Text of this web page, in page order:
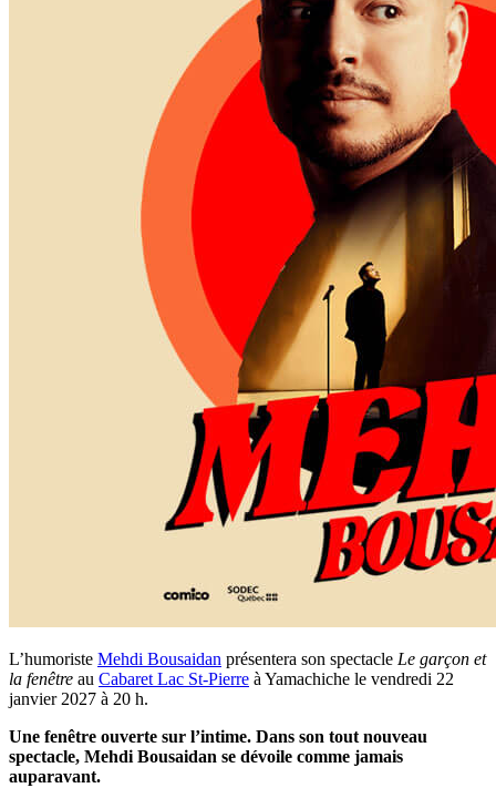
L’humoriste Mehdi Bousaidan présentera son spectacle Le garçon et
la fenêtre au Cabaret Lac St-Pierre à Yamachiche le vendredi 22
janvier 2027 à 20 h.
Une fenêtre ouverte sur l’intime. Dans son tout nouveau
spectacle, Mehdi Bousaidan se dévoile comme jamais
auparavant.